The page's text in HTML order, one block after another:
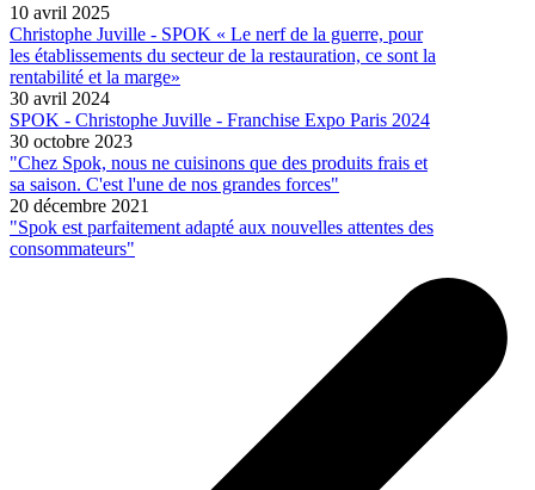
10 avril 2025
Christophe Juville - SPOK « Le nerf de la guerre, pour
les établissements du secteur de la restauration, ce sont la
rentabilité et la marge»
30 avril 2024
SPOK - Christophe Juville - Franchise Expo Paris 2024
30 octobre 2023
"Chez Spok, nous ne cuisinons que des produits frais et
sa saison. C'est l'une de nos grandes forces"
20 décembre 2021
"Spok est parfaitement adapté aux nouvelles attentes des
consommateurs"